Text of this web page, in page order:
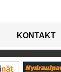
KONTAKT